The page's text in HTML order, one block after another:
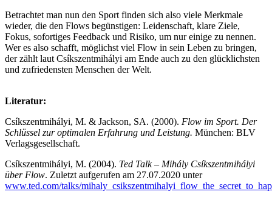
Betrachtet man nun den Sport finden sich also viele Merkmale
wieder, die den Flows begünstigen: Leidenschaft, klare Ziele,
Fokus, sofortiges Feedback und Risiko, um nur einige zu nennen.
Wer es also schafft, möglichst viel Flow in sein Leben zu bringen,
der zählt laut Csíkszentmihályi am Ende auch zu den glücklichsten
und zufriedensten Menschen der Welt.
Literatur:
Csíkszentmihályi, M. & Jackson, SA. (2000). Flow im Sport. Der
Schlüssel zur optimalen Erfahrung und Leistung. München: BLV
Verlagsgesellschaft.
Csíkszentmihályi, M. (2004). Ted Talk – Mihály Csíkszentmihályi
über Flow. Zuletzt aufgerufen am 27.07.2020 unter
www.ted.com/talks/